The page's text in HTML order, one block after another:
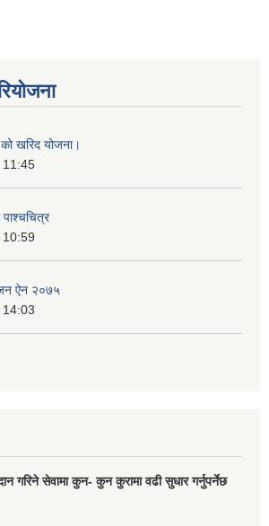
खरिद योजना।
ऐन २०७५
गरिने सेवामा कुन- कुन कुरामा वढी सुधार गर्नुपर्नेछ